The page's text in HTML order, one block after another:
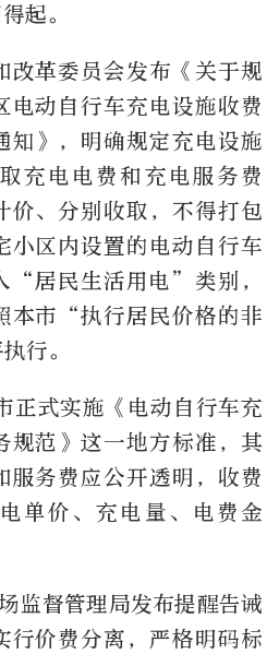
起。
改革委员会发布《关于规
电动自行车充电设施收费
知》，明确规定充电设施
充电电费和充电服务费
价、分别收取，不得打包
小区内设置的电动自行车
“居民生活用电”类别，
本市“执行居民价格的非
行。
正式实施《电动自行车充
规范》这一地方标准，其
服务费应公开透明，收费
单价、充电量、电费金
监督管理局发布提醒告诫
行价费分离，严格明码标